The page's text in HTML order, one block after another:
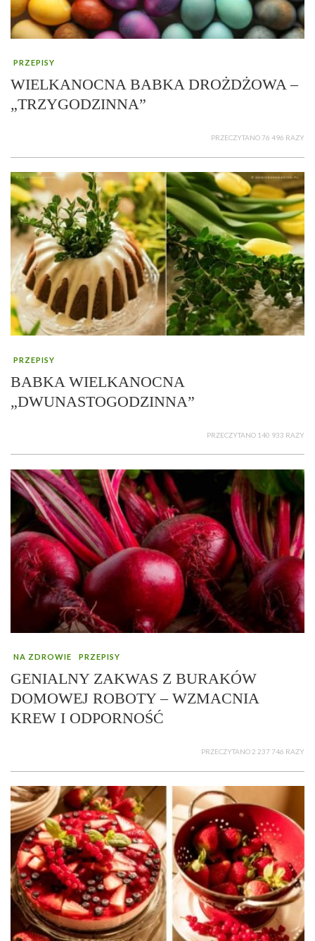
PRZEPISY
WIELKANOCNA BABKA DROŻDŻOWA –
„TRZYGODZINNA”
PRZECZYTANO 76 496 RAZY
PRZEPISY
BABKA WIELKANOCNA
„DWUNASTOGODZINNA”
PRZECZYTANO 140 933 RAZY
NA ZDROWIE PRZEPISY
GENIALNY ZAKWAS Z BURAKÓW
DOMOWEJ ROBOTY – WZMACNIA
KREW I ODPORNOŚĆ
PRZECZYTANO 2 237 746 RAZY